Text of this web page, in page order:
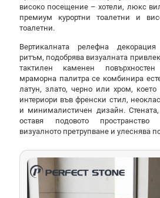
високо посещение – хотели, люкс
премиум курортни тоалетни и
тоалетни.
Вертикалната релефна
ритъм, подобрява визуалната
тактилен каменен
мраморна палитра се комбинира
латун, злато, черно или хром,
интериори във френски стил,
и минималистичен дизайн.
оставя подовото пространство
визуалното претрупване и улеснява